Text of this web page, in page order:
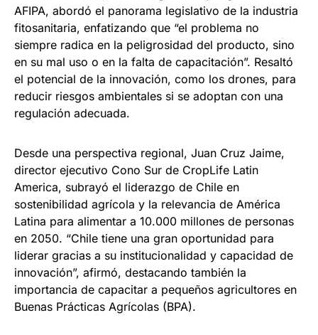
AFIPA, abordó el panorama legislativo de la industria
fitosanitaria, enfatizando que “el problema no
siempre radica en la peligrosidad del producto, sino
en su mal uso o en la falta de capacitación”. Resaltó
el potencial de la innovación, como los drones, para
reducir riesgos ambientales si se adoptan con una
regulación adecuada.
Desde una perspectiva regional, Juan Cruz Jaime,
director ejecutivo Cono Sur de CropLife Latin
America, subrayó el liderazgo de Chile en
sostenibilidad agrícola y la relevancia de América
Latina para alimentar a 10.000 millones de personas
en 2050. “Chile tiene una gran oportunidad para
liderar gracias a su institucionalidad y capacidad de
innovación”, afirmó, destacando también la
importancia de capacitar a pequeños agricultores en
Buenas Prácticas Agrícolas (BPA).